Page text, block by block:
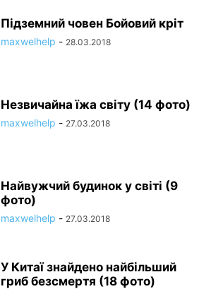
Підземний човен Бойовий кріт
maxwelhelp - 28.03.2018
Незвичайна їжа світу (14 фото)
maxwelhelp - 27.03.2018
Найвужчий будинок у світі (9
фото)
maxwelhelp - 27.03.2018
У Китаї знайдено найбільший
гриб безсмертя (18 фото)